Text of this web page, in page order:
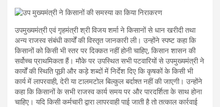
उपमुख्यमंत्री एवं गृहमंत्री श्री विजय शर्मा ने किसानों से धान खरीदी तथा
अन्य राजस्व संबंधी कार्यों की विस्तृत जानकारी ली। उन्होंने स्पष्ट कहा कि
किसानों को किसी भी स्तर पर दिक्कत नहीं होनी चाहिए, किसान शासन की
सर्वोच्च प्राथमिकता हैं। मौके पर उपस्थित सभी पटवारियों से उपमुख्यमंत्री ने
कार्यों की स्थिति पूछी और कड़े शब्दों में निर्देश दिए कि कृषकों के किसी भी
कार्य में लापरवाही, देरी या टालमटोल बिल्कुल बर्दाश्त नहीं की जाएगी। उन्होंने
कहा कि किसानों के सभी राजस्व कार्य समय पर और पारदर्शिता के साथ होना
चाहिए। यदि किसी कर्मचारी द्वारा लापरवाही पाई जाती है तो तत्काल कार्रवाई